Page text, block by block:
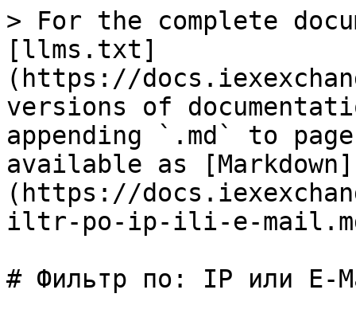
> For the complete
[llms.txt]
(https://
versions of
appending `.md` to
available as [Markdown]
(https://
iltr-po-ip-ili-e-
# Фильтр по: IP или E-